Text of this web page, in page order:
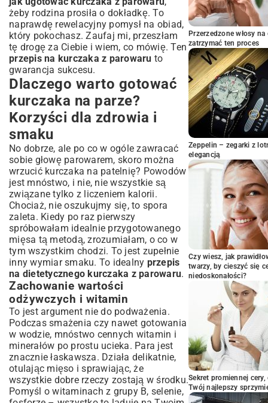
Aromatyczne marynaty dla wzbogacenia
smaku
Orientalne inspiracje na parze
Z czym podawać kurczaka z parowaru?
Pomysły na dodatki
Praktyczne wskazówki dla
perfekcyjnego rezultatu
Podsumowanie: Smaczny i zdrowy
obiad na wyciągnięcie ręki
żeby rodzina prosiła o dokładkę. To
naprawdę rewelacyjny pomysł na obiad,
który pokochasz. Zaufaj mi, przeszłam
tę drogę za Ciebie i wiem, co mówię. Ten
przepis na kurczaka z parowaru to
gwarancja sukcesu.
Dlaczego warto gotować
kurczaka na parze?
Korzyści dla zdrowia i
smaku
No dobrze, ale po co w ogóle zawracać
sobie głowę parowarem, skoro można
wrzucić kurczaka na patelnię? Powodów
jest mnóstwo, i nie, nie wszystkie są
związane tylko z liczeniem kalorii.
Chociaż, nie oszukujmy się, to spora
zaleta. Kiedy po raz pierwszy
spróbowałam idealnie przygotowanego
mięsa tą metodą, zrozumiałam, o co w
tym wszystkim chodzi. To jest zupełnie
inny wymiar smaku. To idealny przepis
na dietetycznego kurczaka z parowaru.
Zachowanie wartości
odżywczych i witamin
To jest argument nie do podważenia.
Podczas smażenia czy nawet gotowania
w wodzie, mnóstwo cennych witamin i
minerałów po prostu ucieka. Para jest
znacznie łaskawsza. Działa delikatnie,
otulając mięso i sprawiając, że
wszystkie dobre rzeczy zostają w środku.
Pomyśl o witaminach z grupy B, selenie,
Przerzedzone włosy
zatrzymać ten proces
Zeppelin – zegarki z
elegancją
Czy wiesz, jak
twarzy, by cieszyć się
niedoskonałości?
Sekret promiennej
Twój najlepszy